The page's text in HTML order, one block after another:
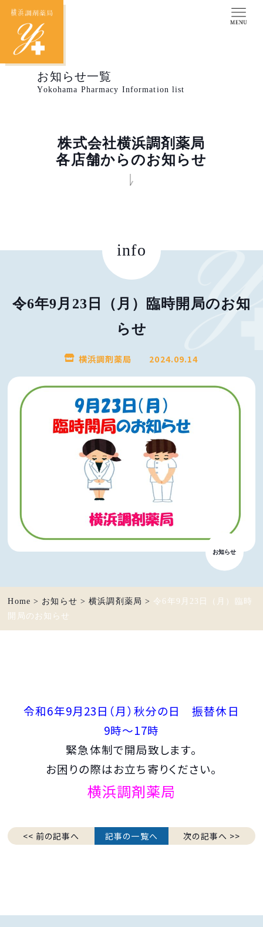
お知らせ一覧
Yokohama Pharmacy Information list
株式会社横浜調剤薬局
各店舗からのお知らせ
info
令6年9月23日（月）臨時開局のお知
らせ
横浜調剤薬局 2024.09.14
お知らせ
Home > お知らせ >横浜調剤薬局 > 令6年9月23日（月）臨時
開局のお知らせ
令和6年9月23日（月）秋分の日 振替休日
9時～17時
緊急体制で開局致します。
お困りの際はお立ち寄りください。
横浜調剤薬局
<< 前の記事へ 記事の一覧へ 次の記事へ >>